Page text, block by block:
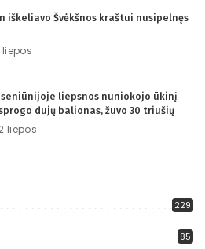
iškeliavo Švėkšnos kraštui nusipelnęs
liepos
seniūnijoje liepsnos nuniokojo ūkinį
dujų balionas, žuvo 30 triušių
liepos
229
85